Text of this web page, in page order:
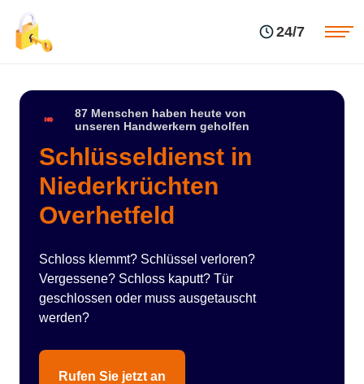
24/7
87 Menschen haben heute von
unseren Handwerkern geholfen
Schlüsseldienst in
Niederkrüchten
Overhetfeld
Schloss klemmt? Schlüssel verloren?
Vergessene? Schloss kaputt? Tür
geschlossen oder muss ausgetauscht
werden?
Rufen Sie jetzt an